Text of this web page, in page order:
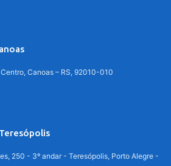
Canoas – RS, 92010-010
250 - 3º andar - Teresópolis, Porto Alegre -